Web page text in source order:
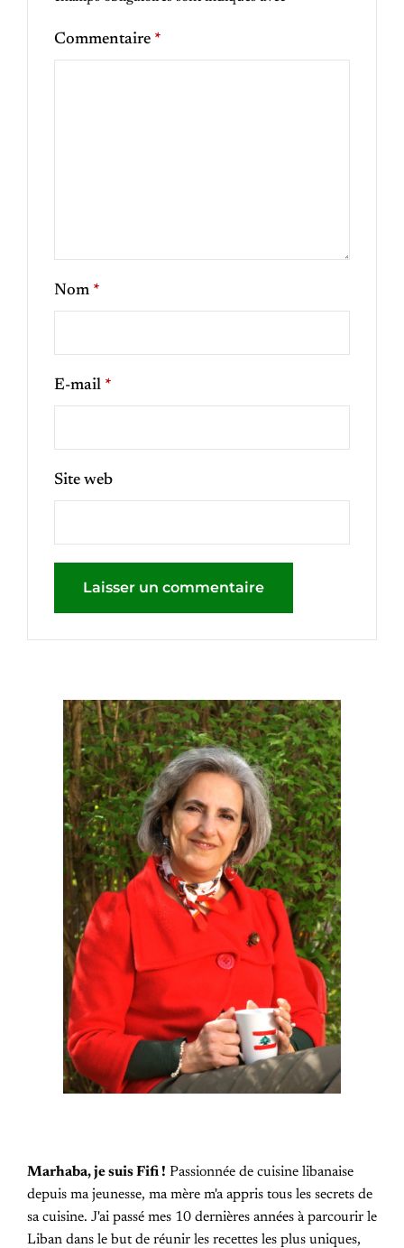
Commentaire *
Nom *
E-mail *
Site web
Marhaba, je suis Fifi ! Passionnée de cuisine libanaise
depuis ma jeunesse, ma mère m'a appris tous les secrets de
sa cuisine. J'ai passé mes 10 dernières années à parcourir le
Liban dans le but de réunir les recettes les plus uniques,